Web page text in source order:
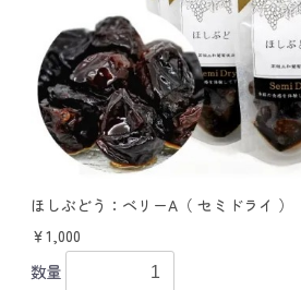
ほしぶどう：ベリーA（ セミドライ ）
￥1,000
数量